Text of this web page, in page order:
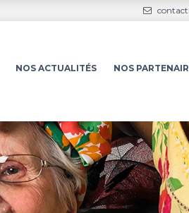
NOS ACTUALITÉS NOS